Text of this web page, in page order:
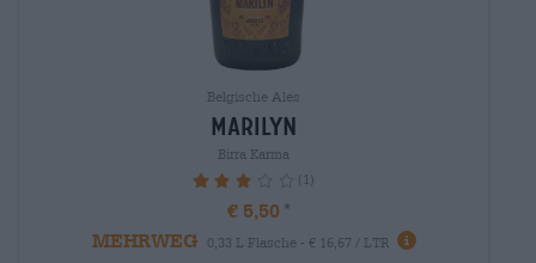
Belgische Ales
marilyn
Birra Karma
60% (1)
€ 5,50
MEHRWEG
0,33 L Flasche - € 16,67 / LTR